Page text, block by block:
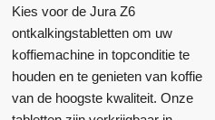
Kies voor de Jura Z6
ontkalkingstabletten om uw
koffiemachine in topconditie te
houden en te genieten van koffie
van de hoogste kwaliteit. Onze